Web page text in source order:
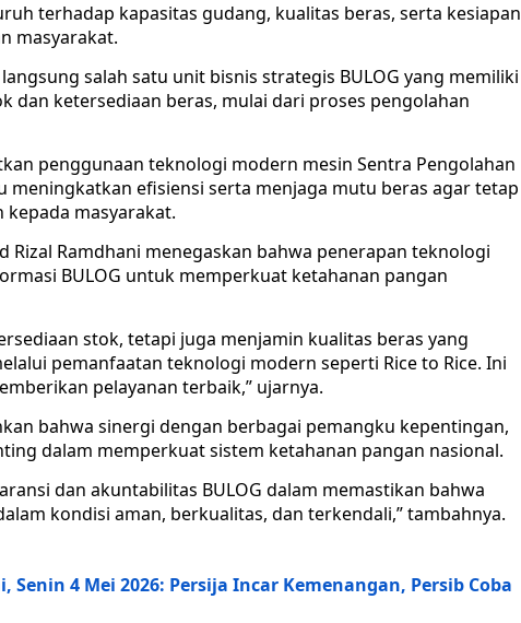
terhadap kapasitas gudang, kualitas beras, serta kesiapan
masyarakat.
salah satu unit bisnis strategis BULOG yang memiliki
dan ketersediaan beras, mulai dari proses pengolahan
penggunaan teknologi modern mesin Sentra Pengolahan
meningkatkan efisiensi serta menjaga mutu beras agar tetap
masyarakat.
Rizal Ramdhani menegaskan bahwa penerapan teknologi
BULOG untuk memperkuat ketahanan pangan
stok, tetapi juga menjamin kualitas beras yang
pemanfaatan teknologi modern seperti Rice to Rice. Ini
pelayanan terbaik,” ujarnya.
bahwa sinergi dengan berbagai pemangku kepentingan,
dalam memperkuat sistem ketahanan pangan nasional.
dan akuntabilitas BULOG dalam memastikan bahwa
kondisi aman, berkualitas, dan terkendali,” tambahnya.
Senin 4 Mei 2026: Persija Incar Kemenangan, Persib Coba